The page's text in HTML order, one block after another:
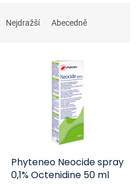
Nejdražší Abecedně
Phyteneo Neocide spray
0,1% Octenidine 50 ml